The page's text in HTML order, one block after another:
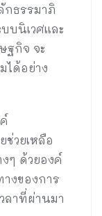
ธรรมาภิ
บนิเวศและ
ฐกิจ จะ
ได้อย่าง
วยเหลือ
ๆ ด้วยองค์
งของการ
าที่ผ่านมา